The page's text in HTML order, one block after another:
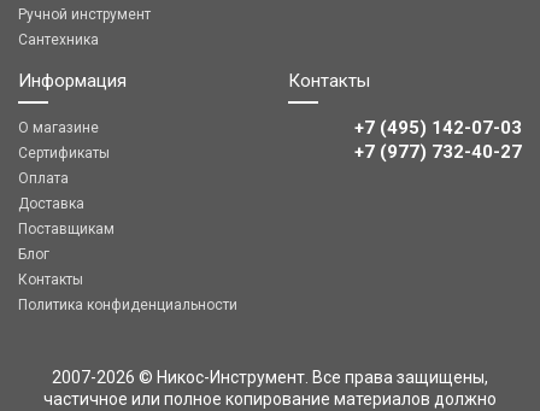
Ручной инструмент
Сантехника
Информация
О магазине
Сертификаты
Оплата
Доставка
Поставщикам
Блог
Контакты
Политика конфиденциальности
Контакты
+7 (495) 142-07-03
‎‎+7 (977) 732-40-27
2007-2026 © Никос-Инструмент. Все права защищены,
частичное или полное копирование материалов должно